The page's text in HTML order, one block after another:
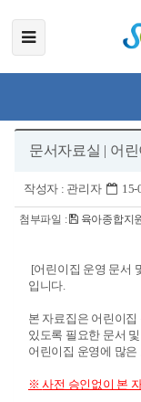
문서자료실 | 어
작성자 : 관리자 15-
첨부파일 :
육아종합지
[어린이집 운영 문서
입니다.
본 자료집은 어린이집
있도록 필요한 문서
어린이집 운영에 많
※사전 승인없이 본